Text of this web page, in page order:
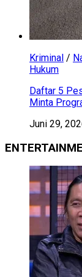
Kriminal /
Hukum
Daftar 5
Minta
Juni 29,